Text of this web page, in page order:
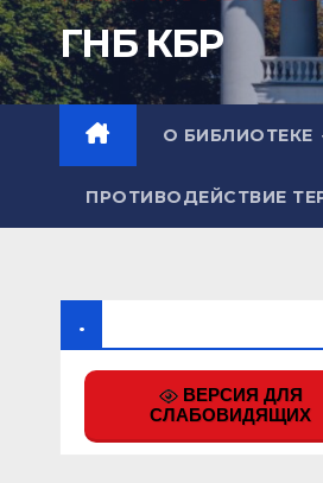
ГНБ КБР
О БИБЛИОТЕКЕ
ПРОТИВОДЕЙСТВИЕ
.
ВЕРСИЯ ДЛЯ
СЛАБОВИДЯЩИХ